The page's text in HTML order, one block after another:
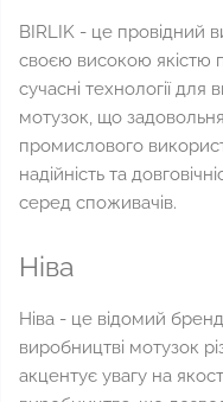
BIRLIK - це провідний
своєю високою якістю
сучасні технології для
мотузок, що
промислового
надійність та
серед споживачів.
Ніва
Ніва - це відомий
виробництві мотузок
акцентує увагу на